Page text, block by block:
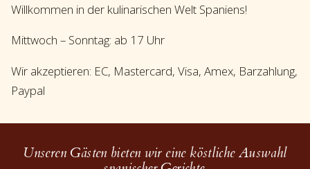
Willkommen in der kulinarischen Welt Spaniens!
Mittwoch – Sonntag: ab 17 Uhr
Wir akzeptieren: EC, Mastercard, Visa, Amex, Barzahlung,
Paypal
Unseren Gästen bieten wir eine köstliche Auswahl